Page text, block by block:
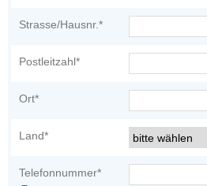
Strasse/Hausnr.*
Postleitzahl*
Ort*
Land*
Telefonnummer*